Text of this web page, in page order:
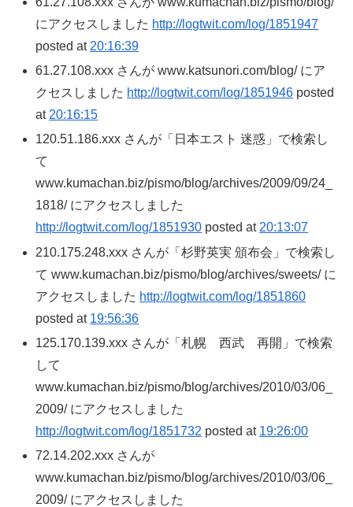
にアクセスしました http://logtwit.com/log/1851947
posted at 20:16:39
61.27.108.xxx さんが www.katsunori.com/blog/ にア
クセスしました http://logtwit.com/log/1851946 posted
at 20:16:15
120.51.186.xxx さんが「日本エスト 迷惑」で検索し
て
www.kumachan.biz/pismo/blog/archives/2009/09/24_
1818/ にアクセスしました
http://logtwit.com/log/1851930 posted at 20:13:07
210.175.248.xxx さんが「杉野英実 頒布会」で検索し
て www.kumachan.biz/pismo/blog/archives/sweets/ に
アクセスしました http://logtwit.com/log/1851860
posted at 19:56:36
125.170.139.xxx さんが「札幌 西武 再開」で検索
して
www.kumachan.biz/pismo/blog/archives/2010/03/06_
2009/ にアクセスしました
http://logtwit.com/log/1851732 posted at 19:26:00
72.14.202.xxx さんが
www.kumachan.biz/pismo/blog/archives/2010/03/06_
2009/ にアクセスしました